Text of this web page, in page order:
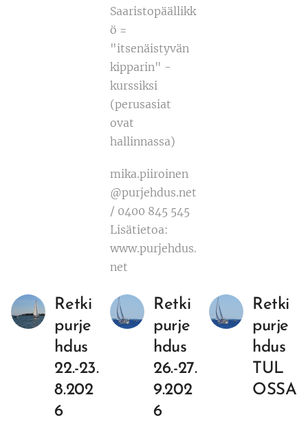
Saaristopäällikk
ö =
"itsenäistyvän
kipparin" -
kurssiksi
(perusasiat
ovat
hallinnassa)
mika.piiroinen
@purjehdus.net
/ 0400 845 545
Lisätietoa:
www.purjehdus.
net
Retki
purje
hdus
22.-23.
8.202
6
Retki
purje
hdus
26.-27.
9.202
6
Retki
purje
hdus
TUL
OSSA